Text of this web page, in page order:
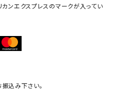
カンエクスプレスのマークが入ってい
込み下さい。